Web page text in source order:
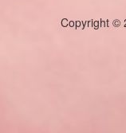
Copyright ©